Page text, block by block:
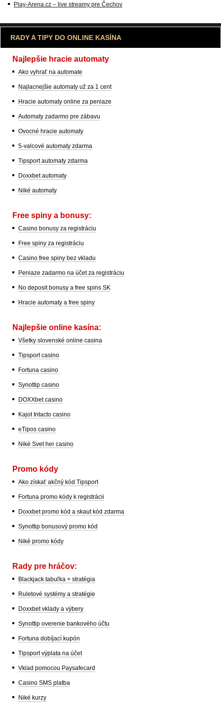
Play-Arena.cz – live streamy pre Čechov
RADY A TIPY DO ONLINE KASÍNA
Najlepšie hracie automaty
Ako vyhrať na automate
Najlacnejšie automaty už za 1 cent
Hracie automaty online za peniaze
Automaty zadarmo pre zábavu
Ovocné hracie automaty
5-valcové automaty zdarma
Tipsport automaty zdarma
Doxxbet automaty
Niké automaty
Free spiny a bonusy:
Casino bonusy za registráciu
Free spiny za registráciu
Casino free spiny bez vkladu
Peniaze zadarmo na účet za registráciu
No deposit bonusy a free spins SK
Hracie automaty a free spiny
Najlepšie online kasína:
Všetky slovenské online casina
Tipsport casino
Fortuna casino
Synottip casino
DOXXbet casino
Kajot Intacto casino
eTipos casino
Niké Svet her casino
Promo kódy
Ako získať akčný kód Tipsport
Fortuna promo kódy k registrácii
Doxxbet promo kód a skaut kód zdarma
Synottip bonusový promo kód
Niké promo kódy
Rady pre hráčov:
Blackjack tabuľka + stratégia
Ruletové systémy a stratégie
Doxxbet vklady a výbery
Synottip overenie bankového účtu
Fortuna dobíjací kupón
Tipsport výplata na účet
Vklad pomocou Paysafecard
Casino SMS platba
Niké kurzy